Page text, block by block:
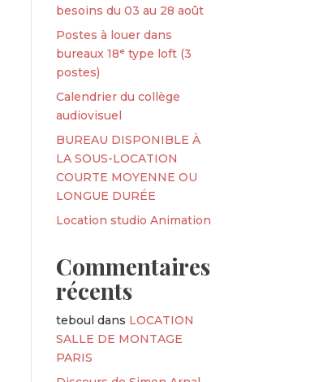
besoins du 03 au 28 août
Postes à louer dans
bureaux 18ᵉ type loft (3
postes)
Calendrier du collège
audiovisuel
BUREAU DISPONIBLE À
LA SOUS-LOCATION
COURTE MOYENNE OU
LONGUE DURÉE
Location studio Animation
Commentaires
récents
teboul dans LOCATION
SALLE DE MONTAGE
PARIS